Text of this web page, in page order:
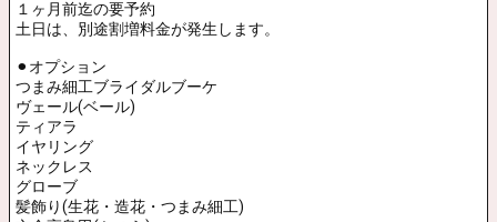
綿帽子、角かくし含む
ことを原則としております。
ヘアスタイル、衣装打ち合わせは無料です。
リハーサルは、有料となりますので、店舗までお問い合わせくださ
い。